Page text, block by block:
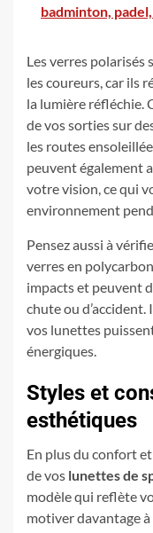
badminton,
Les verres
les coureurs, car ils
la lumière réfléchie.
de vos sorties sur
les routes
peuvent également
votre vision, ce qui
environnement
Pensez aussi à
verres en
impacts et peuvent
chute ou
vos lunettes
énergiques.
Styles et
esthétiques
En plus du confort
de vos lunettes de
modèle qui reflète
motiver davantage